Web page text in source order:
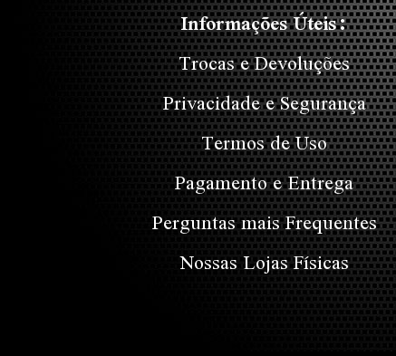
Informações Úteis:
Trocas e Devoluções
Privacidade e Segurança
Termos de Uso
Pagamento e Entrega
Perguntas mais Frequentes
Nossas Lojas Físicas